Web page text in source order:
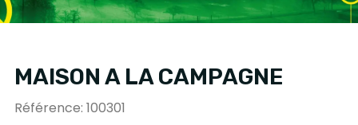
MAISON A LA CAMPAGNE
Référence: 100301